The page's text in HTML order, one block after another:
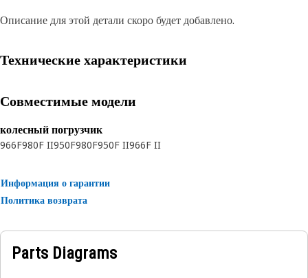
Описание для этой детали скоро будет добавлено.
Технические характеристики
Совместимые модели
колесный погрузчик
966F980F II950F980F950F II966F II
Информация о гарантии
Политика возврата
Parts Diagrams